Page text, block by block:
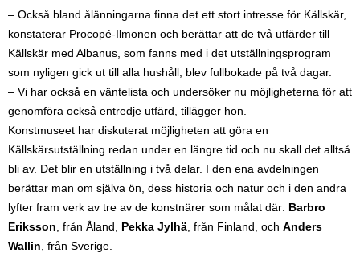
– Också bland ålänningarna finna det ett stort intresse för Källskär,
konstaterar Procopé-Ilmonen och berättar att de två utfärder till
Källskär med Albanus, som fanns med i det utställningsprogram
som nyligen gick ut till alla hushåll, blev fullbokade på två dagar.
– Vi har också en väntelista och undersöker nu möjligheterna för att
genomföra också entredje utfärd, tillägger hon.
Konstmuseet har diskuterat möjligheten att göra en
Källskärsutställning redan under en längre tid och nu skall det alltså
bli av. Det blir en utställning i två delar. I den ena avdelningen
berättar man om själva ön, dess historia och natur och i den andra
lyfter fram verk av tre av de konstnärer som målat där: Barbro
Eriksson , från Åland, Pekka Jylhä , från Finland, och Anders
Wallin , från Sverige.